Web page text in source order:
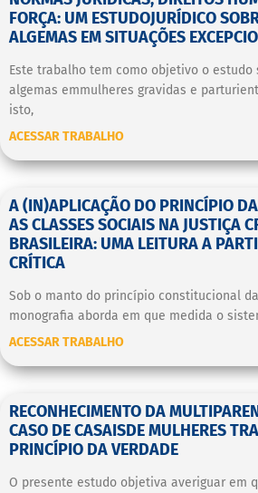
FORÇA: UM ESTUDOJURÍDICO
ALGEMAS EM SITUAÇÕES
Este trabalho tem como objetivo o estudo
algemas emmulheres gravidas e
isto,
ACESSAR TRABALHO
A (IN)APLICAÇÃO DO PRINCÍPIO
AS CLASSES SOCIAIS NA JUSTIÇA
BRASILEIRA: UMA LEITURA A
CRÍTICA
Sob o manto do princípio constitucional
monografia aborda em que medida o
ACESSAR TRABALHO
RECONHECIMENTO DA
CASO DE CASAISDE MULHERES
PRINCÍPIO DA VERDADE
O presente estudo objetiva averiguar em